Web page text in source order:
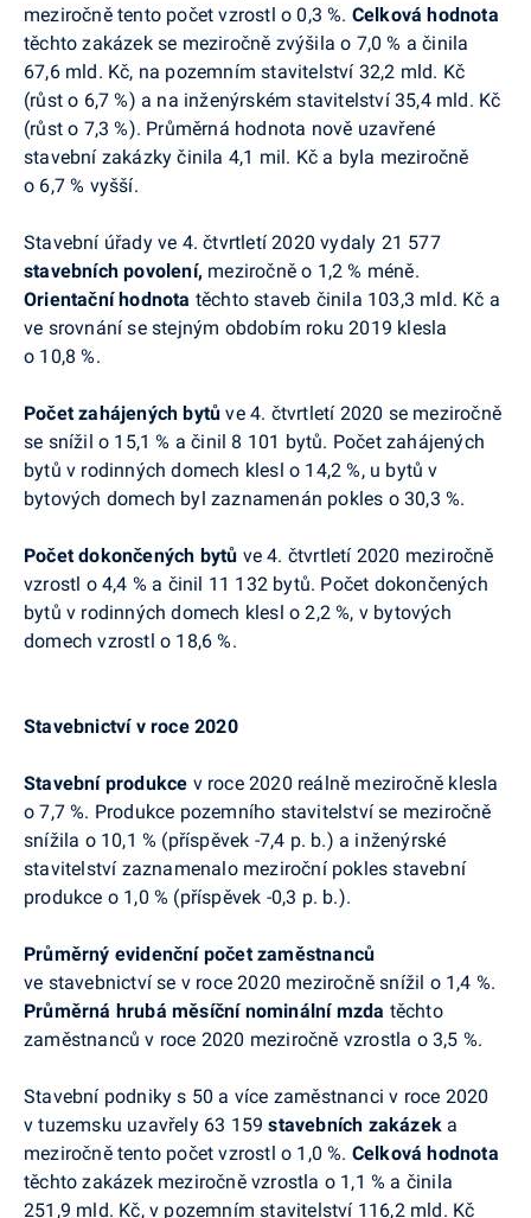
meziročně tento počet vzrostl o 0,3 %. Celková hodnota
těchto zakázek se meziročně zvýšila o 7,0 % a činila
67,6 mld. Kč, na pozemním stavitelství 32,2 mld. Kč
(růst o 6,7 %) a na inženýrském stavitelství 35,4 mld. Kč
(růst o 7,3 %). Průměrná hodnota nově uzavřené
stavební zakázky činila 4,1 mil. Kč a byla meziročně
o 6,7 % vyšší.
Stavební úřady ve 4. čtvrtletí 2020vydaly 21 577
stavebních povolení, meziročně o 1,2 % méně.
Orientační hodnota těchto staveb činila 103,3 mld. Kč a
ve srovnání se stejným obdobím roku 2019 klesla
o 10,8 %.
Počet zahájených bytů ve 4. čtvrtletí 2020 se meziročně
se snížil o 15,1 % a činil 8 101 bytů. Počet zahájených
bytů v rodinných domech klesl o 14,2 %, u bytů v
bytových domech byl zaznamenán pokles o 30,3 %.
Počet dokončených bytů ve 4. čtvrtletí 2020 meziročně
vzrostl o 4,4 % a činil 11 132 bytů. Počet dokončených
bytů v rodinných domech klesl o 2,2 %, v bytových
domech vzrostl o 18,6 %.
Stavebnictví v roce 2020
Stavební produkce v roce 2020 reálně meziročně klesla
o 7,7 %. Produkce pozemního stavitelství se meziročně
snížila o 10,1 % (příspěvek -7,4 p. b.) a inženýrské
stavitelství zaznamenalo meziroční pokles stavební
produkce o 1,0 % (příspěvek -0,3 p. b.).
Průměrný evidenční počet zaměstnanců
ve stavebnictví se v roce 2020 meziročně snížil o 1,4 %.
Průměrná hrubá měsíční nominální mzda těchto
zaměstnanců v roce 2020 meziročně vzrostla o 3,5 %.
Stavební podniky s 50 a více zaměstnanci v roce 2020
v tuzemsku uzavřely 63 159 stavebních zakázek a
meziročně tento počet vzrostl o 1,0 %. Celková hodnota
těchto zakázek meziročně vzrostla o 1,1 % a činila
251,9 mld. Kč, v pozemním stavitelství 116,2 mld. Kč